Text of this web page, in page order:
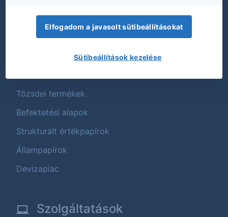
Termék és költségtájékoztatók
Fenntarthatóság
Tőzsdei termékek
Befektetési alapok
Strukturált értékpapírok
Állampapírok
Devizapiac
Szolgáltatások
Elfogadom a javasolt sütibeállításokat
Sütibeállítások kezelése